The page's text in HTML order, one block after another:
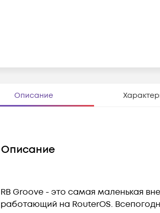
Описание
Описание
RB Groove - это самая маленькая
работающий на RouterOS.